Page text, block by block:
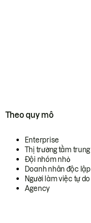
Theo quy mô
Enterprise
Thị trường tầm trung
Đội nhóm nhỏ
Doanh nhân độc lập
Người làm việc tự do
Agency